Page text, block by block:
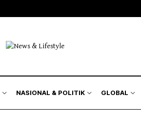
NASIONAL & POLITIK GLOBAL
Kilas Metro